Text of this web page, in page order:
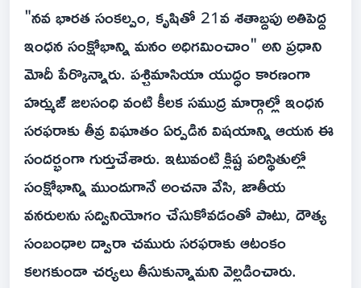
"నవ భారత సంకల్పం, కృషితో 21వ శతాబ్దపు అతిపెద్ద
ఇంధన సంక్షోభాన్ని మనం అధిగమించాం" అని ప్రధాని
మోదీ పేర్కొన్నారు. పశ్చిమాసియా యుద్ధం కారణంగా
హర్ముజ్ జలసంధి వంటి కీలక సముద్ర మార్గాల్లో ఇంధన
సరఫరాకు తీవ్ర విఘాతం ఏర్పడిన విషయాన్ని ఆయన ఈ
సందర్భంగా గుర్తుచేశారు. ఇటువంటి క్లిష్ట పరిస్థితుల్లో
సంక్షోభాన్ని ముందుగానే అంచనా వేసి, జాతీయ
వనరులను సద్వినియోగం చేసుకోవడంతో పాటు, దౌత్య
సంబంధాల ద్వారా చమురు సరఫరాకు ఆటంకం
కలగకుండా చర్యలు తీసుకున్నామని వెల్లడించారు.